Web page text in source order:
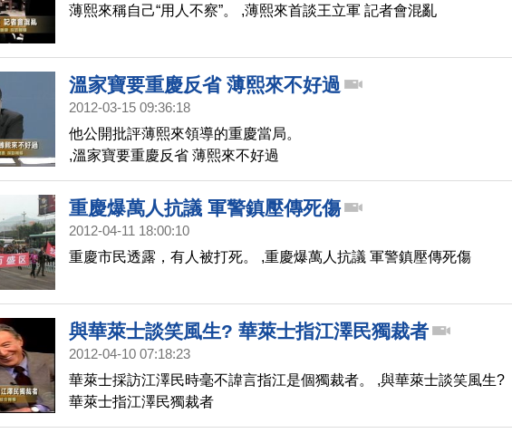
薄熙來稱自己“用人不察”。 ,薄熙來首談王立軍 記者會混亂
溫家寶要重慶反省 薄熙來不好過
2012-03-15 09:36:18
他公開批評薄熙來領導的重慶當局。
,溫家寶要重慶反省 薄熙來不好過
重慶爆萬人抗議 軍警鎮壓傳死傷
2012-04-11 18:00:10
重慶市民透露，有人被打死。 ,重慶爆萬人抗議 軍警鎮壓傳死傷
與華萊士談笑風生? 華萊士指江澤民獨裁者
2012-04-10 07:18:23
華萊士採訪江澤民時毫不諱言指江是個獨裁者。 ,與華萊士談笑風生?
華萊士指江澤民獨裁者